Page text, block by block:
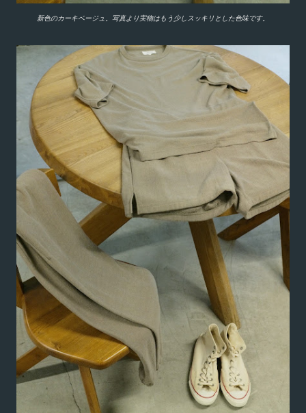
新色のカーキベージュ。写真より実物はもう少しスッキリとした色味です。